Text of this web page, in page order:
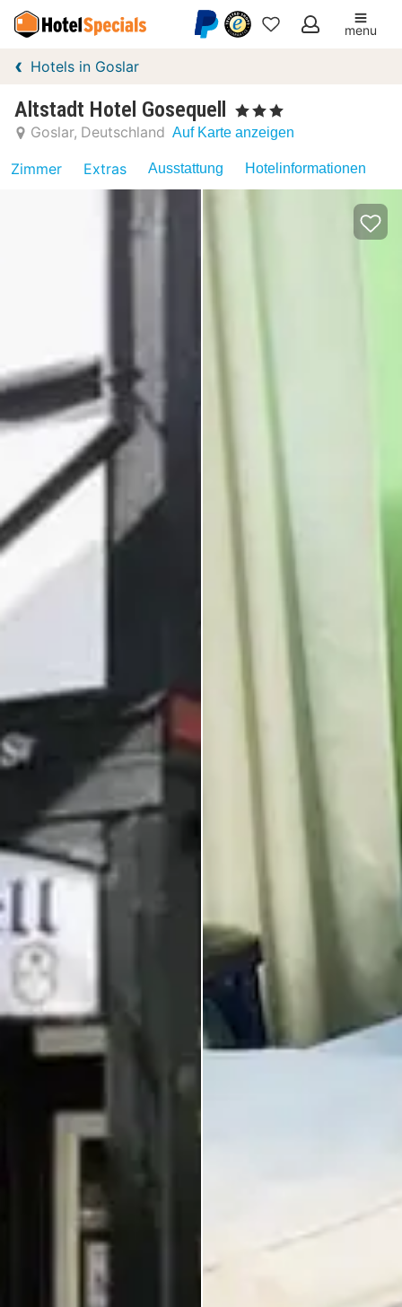
Meine
menu
Hotels in Goslar
Altstadt Hotel Gosequell , 3 Sterne
Goslar Deutschland Auf Karte anzeigen
Zimmer Extras Ausstattung Hotelinformationen